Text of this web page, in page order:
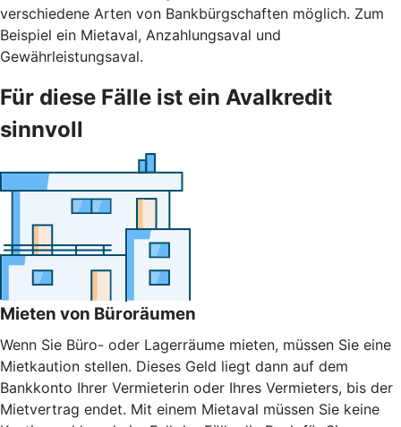
verschiedene Arten von Bankbürgschaften möglich. Zum
Beispiel ein Mietaval, Anzahlungsaval und
Gewährleistungsaval.
Für diese Fälle ist ein Avalkredit
sinnvoll
Mieten von Büroräumen
Wenn Sie Büro- oder Lagerräume mieten, müssen Sie eine
Mietkaution stellen. Dieses Geld liegt dann auf dem
Bankkonto Ihrer Vermieterin oder Ihres Vermieters, bis der
Mietvertrag endet. Mit einem Mietaval müssen Sie keine